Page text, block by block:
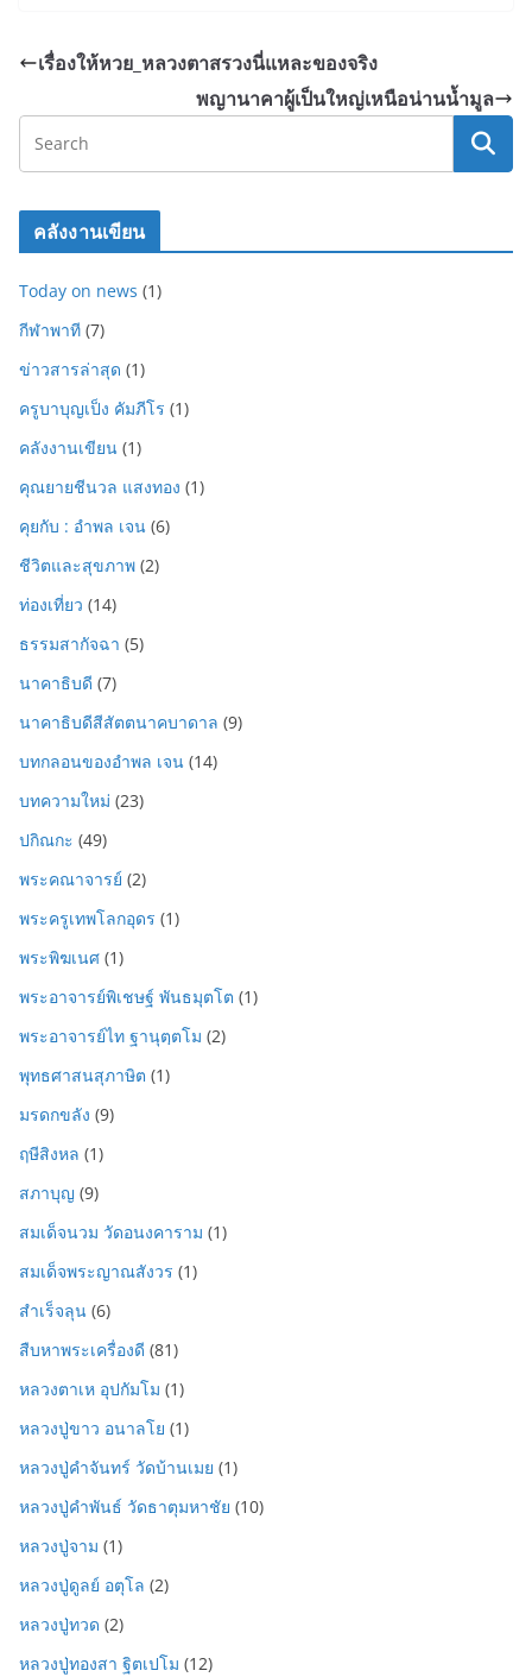
เรื่องให้หวย_หลวงตาสรวงนี่แหละของจริง
พญานาคาผู้เป็นใหญ่เหนือน่านน้ำมูล
คลังงานเขียน
Today on news (1)
กีฬาพาที (7)
ข่าวสารล่าสุด (1)
ครูบาบุญเป็ง คัมภีโร (1)
คลังงานเขียน (1)
คุณยายชีนวล แสงทอง (1)
คุยกับ : อำพล เจน (6)
ชีวิตและสุขภาพ (2)
ท่องเที่ยว (14)
ธรรมสากัจฉา (5)
นาคาธิบดี (7)
นาคาธิบดีสีสัตตนาคบาดาล (9)
บทกลอนของอำพล เจน (14)
บทความใหม่ (23)
ปกิณกะ (49)
พระคณาจารย์ (2)
พระครูเทพโลกอุดร (1)
พระพิฆเนศ (1)
พระอาจารย์พิเชษฐ์ พันธมุตโต (1)
พระอาจารย์ไท ฐานุตฺตโม (2)
พุทธศาสนสุภาษิต (1)
มรดกขลัง (9)
ฤษีสิงหล (1)
สภาบุญ (9)
สมเด็จนวม วัดอนงคาราม (1)
สมเด็จพระญาณสังวร (1)
สำเร็จลุน (6)
สืบหาพระเครื่องดี (81)
หลวงตาเห อุปกัมโม (1)
หลวงปู่ขาว อนาลโย (1)
หลวงปู่คำจันทร์ วัดบ้านเมย (1)
หลวงปู่คำพันธ์ วัดธาตุมหาชัย (10)
หลวงปู่จาม (1)
หลวงปู่ดูลย์ อตุโล (2)
หลวงปู่ทวด (2)
หลวงปู่ทองสา ฐิตเปโม (12)